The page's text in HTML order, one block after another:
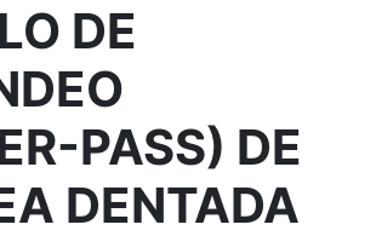
DE
PASS) DE
DENTADA